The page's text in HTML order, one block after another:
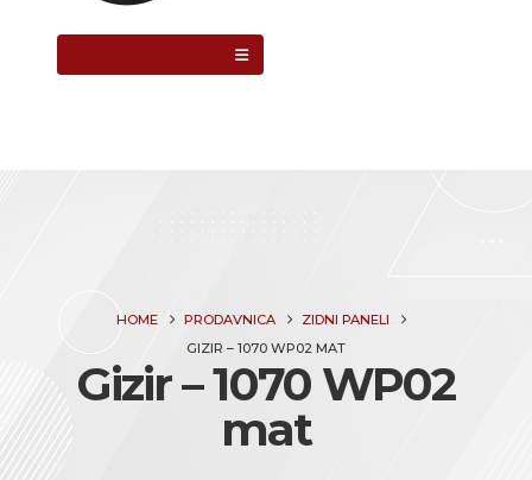
HOME PRODAVNICA
ZIDNI PANELI
GIZIR – 1070 WP02 MAT
Gizir – 1070 WP02
mat